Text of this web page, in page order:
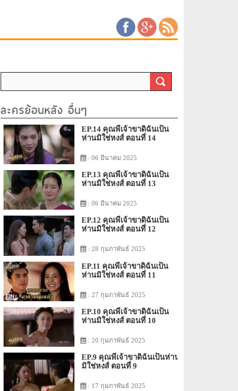
ละครย้อนหลัง อื่นๆ
EP.14 คุณพี่เจ้าขาดิฉันเป็น
ห่านมิใช่หงส์ ตอนที่ 14
: 06 มีนาคม 2025
EP.13 คุณพี่เจ้าขาดิฉันเป็น
ห่านมิใช่หงส์ ตอนที่ 13
: 06 มีนาคม 2025
EP.12 คุณพี่เจ้าขาดิฉันเป็น
ห่านมิใช่หงส์ ตอนที่ 12
: 28 กุมภาพันธ์ 2025
EP.11 คุณพี่เจ้าขาดิฉันเป็น
ห่านมิใช่หงส์ ตอนที่ 11
: 27 กุมภาพันธ์ 2025
EP.10 คุณพี่เจ้าขาดิฉันเป็น
ห่านมิใช่หงส์ ตอนที่ 10
: 20 กุมภาพันธ์ 2025
EP.9 คุณพี่เจ้าขาดิฉันเป็นห่าน
มิใช่หงส์ ตอนที่ 9
: 17 กุมภาพันธ์ 2025